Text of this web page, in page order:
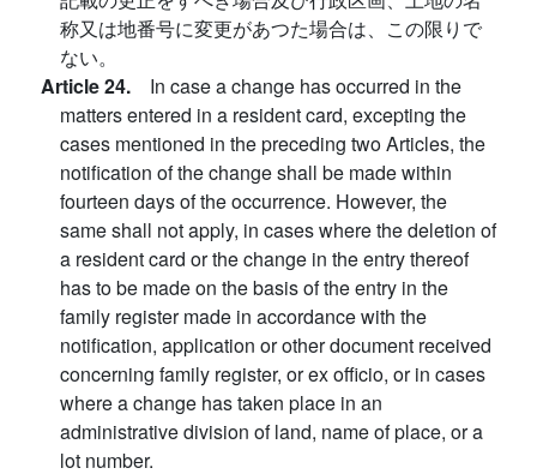
称又は地番号に変更があつた場合は、この限りで
ない。
Article 24. In case a change has occurred in the
matters entered in a resident card, excepting the
cases mentioned in the preceding two Articles, the
notification of the change shall be made within
fourteen days of the occurrence. However, the
same shall not apply, in cases where the deletion of
a resident card or the change in the entry thereof
has to be made on the basis of the entry in the
family register made in accordance with the
notification, application or other document received
concerning family register, or ex officio, or in cases
where a change has taken place in an
administrative division of land, name of place, or a
lot number.